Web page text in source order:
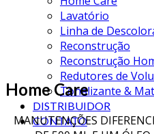
Lavatório
Linha de
Reconstrução
Reconstrução
Redutores de
Tonalizante &
DISTRIBUIDOR
CONTATO
Home Care
MANUTENÇÕES